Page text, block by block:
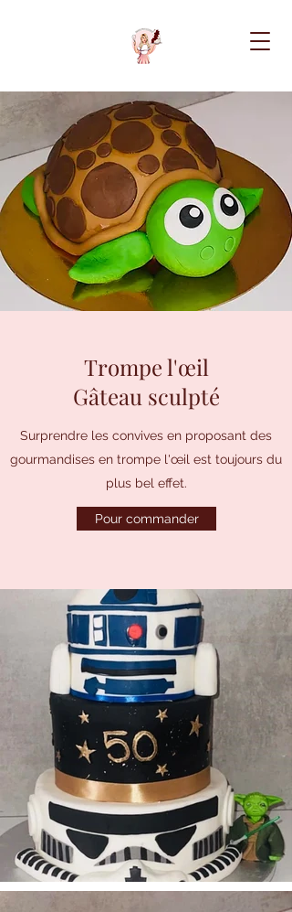
Trompe l'œil
Gâteau sculpté
Surprendre les convives en proposant des
gourmandises en trompe l'œil est toujours du
plus bel effet.
Pour commander